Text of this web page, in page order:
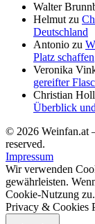
Walter
Helmut zu
Deutschland
Antonio zu
Platz schaffen
Veronika
gereifter
Christian
Überblick
© 2026 Weinfan.at
reserved.
Impressum
Wir verwenden
gewährleisten.
Cookie-Nutzung zu.
Privacy & Cookies